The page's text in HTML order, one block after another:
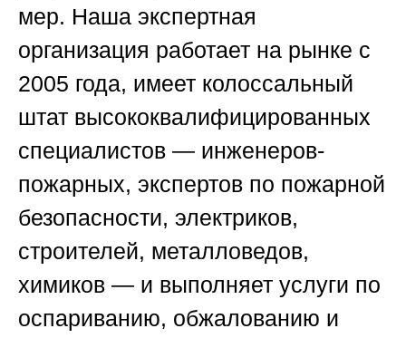
мер. Наша экспертная
организация работает на рынке с
2005 года, имеет колоссальный
штат высококвалифицированных
специалистов — инженеров-
пожарных, экспертов по пожарной
безопасности, электриков,
строителей, металловедов,
химиков — и выполняет услуги по
оспариванию, обжалованию и